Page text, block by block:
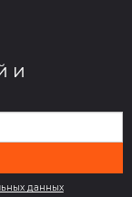
и
данных